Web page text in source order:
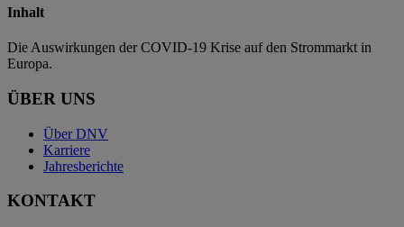
Inhalt
Die Auswirkungen der COVID-19 Krise auf den Strommarkt in
Europa.
ÜBER UNS
Über DNV
Karriere
Jahresberichte
KONTAKT